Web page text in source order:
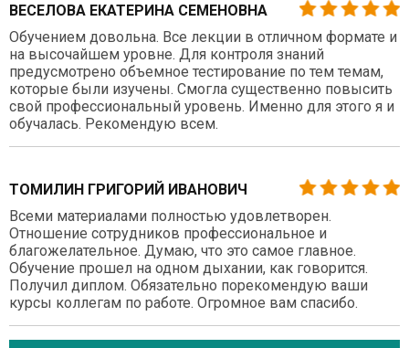
ВЕСЕЛОВА ЕКАТЕРИНА СЕМЕНОВНА
Обучением довольна. Все лекции в отличном формате и
на высочайшем уровне. Для контроля знаний
предусмотрено объемное тестирование по тем темам,
которые были изучены. Смогла существенно повысить
свой профессиональный уровень. Именно для этого я и
обучалась. Рекомендую всем.
ТОМИЛИН ГРИГОРИЙ ИВАНОВИЧ
Всеми материалами полностью удовлетворен.
Отношение сотрудников профессиональное и
благожелательное. Думаю, что это самое главное.
Обучение прошел на одном дыхании, как говорится.
Получил диплом. Обязательно порекомендую ваши
курсы коллегам по работе. Огромное вам спасибо.